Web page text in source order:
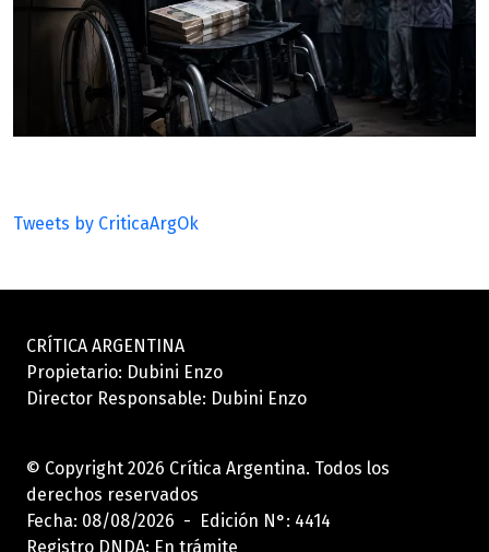
Tweets by CriticaArgOk
CRÍTICA ARGENTINA
Propietario: Dubini Enzo
Director Responsable: Dubini Enzo
© Copyright 2026 Crítica Argentina. Todos los
derechos reservados
Fecha: 08/08/2026 - Edición N°: 4414
Registro DNDA: En trámite